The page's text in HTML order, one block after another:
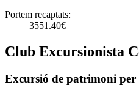
Portem recaptats:
3551.40€
Club Excursionista
Excursió de patrimoni